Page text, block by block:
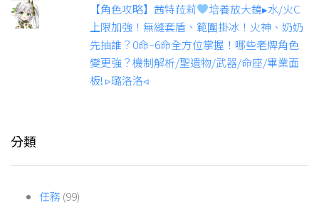
【角色攻略】茜特菈莉
培養放大鏡▸水/火C
上限加強！無縫套盾、範圍掛冰！火神、奶奶
先抽誰？0命~6命全方位掌握！哪些老牌角色
變更強？機制解析/聖遺物/武器/命座/畢業面
板! ▹璐洛洛◃
分類
任務 (99)